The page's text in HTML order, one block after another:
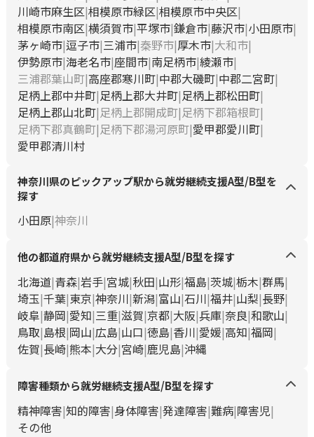
川崎市麻生区 相模原市緑区 相模原市中央区
相模原市南区 横須賀市 平塚市 鎌倉市 藤沢市 小田原市
茅ヶ崎市 逗子市 三浦市 秦野市 厚木市 大和市
伊勢原市 海老名市 座間市 南足柄市 綾瀬市
三浦郡葉山町 高座郡寒川町 中郡大磯町 中郡二宮町
足柄上郡中井町 足柄上郡大井町 足柄上郡松田町
足柄上郡山北町 足柄上郡開成町 足柄下郡箱根町
足柄下郡真鶴町 足柄下郡湯河原町 愛甲郡愛川町
愛甲郡清川村
神奈川県のピックアップ駅から就労継続支援A型/B型を
探す
小田原 神奈川
他の都道府県から就労継続支援A型/B型を探す
北海道 青森 岩手 宮城 秋田 山形 福島 茨城 栃木 群馬
埼玉 千葉 東京 神奈川 新潟 富山 石川 福井 山梨 長野
岐阜 静岡 愛知 三重 滋賀 京都 大阪 兵庫 奈良 和歌山
鳥取 島根 岡山 広島 山口 徳島 香川 愛媛 高知 福岡
佐賀 長崎 熊本 大分 宮崎 鹿児島 沖縄
障害種類から就労継続支援A型/B型を探す
精神障害 知的障害 身体障害 発達障害 難病 障害児
その他